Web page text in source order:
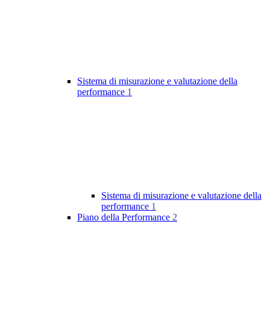
Sistema di misurazione e valutazione della
performance 1
Sistema di misurazione e valutazione della
performance 1
Piano della Performance 2